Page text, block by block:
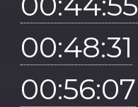
00:48:31
00:56:07